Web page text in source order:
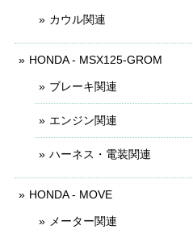
カウル関連
HONDA - MSX125-GROM
ブレーキ関連
エンジン関連
ハーネス・電装関連
HONDA - MOVE
メーター関連